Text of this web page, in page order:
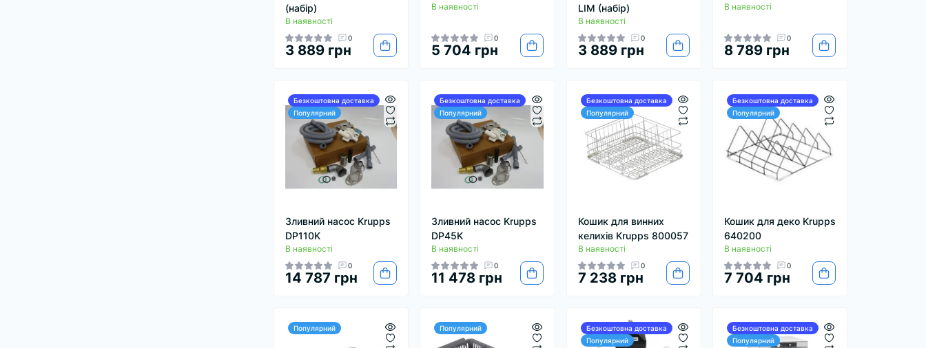
(набір)
В наявності
0
3 889 грн
В наявності
0
5 704 грн
LIM (набір)
В наявності
0
3 889 грн
В наявності
0
8 789 грн
Безкоштовна доставка
Популярний
Зливний насос Krupps
DP110K
В наявності
0
14 787 грн
Безкоштовна доставка
Популярний
Зливний насос Krupps
DP45K
В наявності
0
11 478 грн
Безкоштовна доставка
Популярний
Кошик для винних
келихів Krupps 800057
В наявності
0
7 238 грн
Безкоштовна доставка
Популярний
Кошик для деко Krupps
640200
В наявності
0
7 704 грн
Популярний Популярний
Безкоштовна доставка
Популярний
Безкоштовна доставка
Популярний